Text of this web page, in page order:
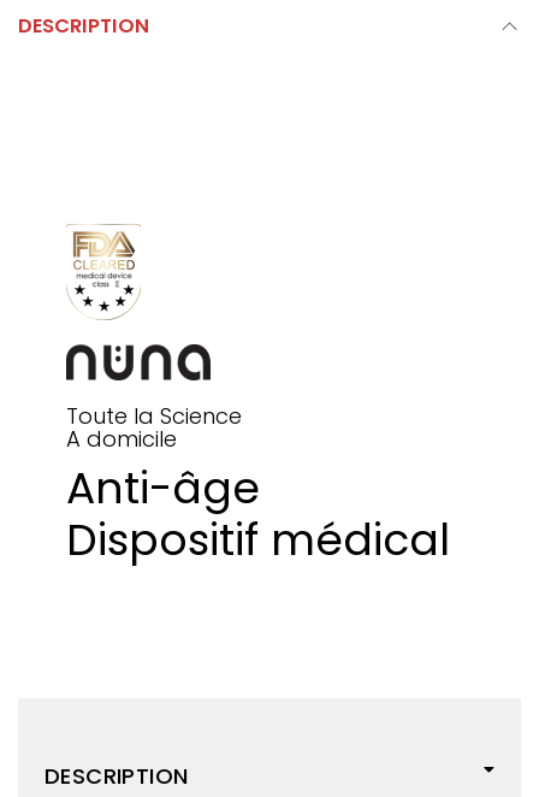
DESCRIPTION
Toute la Science
A domicile
Anti-âge
Dispositif médical
DESCRIPTION